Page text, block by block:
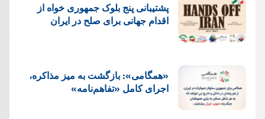
پشتيبانی پنج بلوک جمهوری خواه از
اقدام جهانی برای صلح در ایران
«همگامی»: بازگشت به میز مذاکره،
اجرای کامل «تفاهم‌نامه»